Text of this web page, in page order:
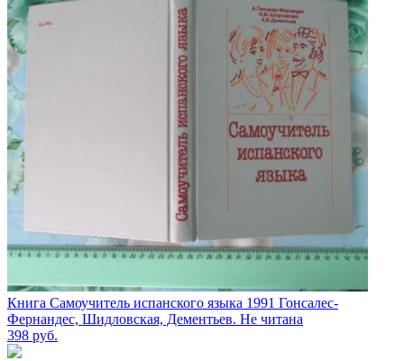
Книга Самоучитель испанского языка 1991 Гонсалес-
Фернандес, Шидловская, Дементьев. Не читана
398 руб.